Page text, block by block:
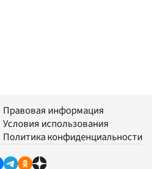
Правовая информация
Условия использования
Политика конфиденциальности